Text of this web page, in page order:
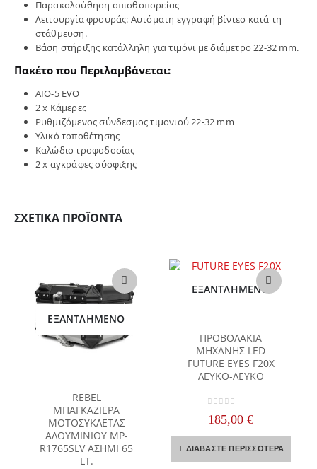
Παρακολούθηση οπισθοπορείας
Λειτουργία φρουράς: Αυτόματη εγγραφή βίντεο κατά τη
στάθμευση.
Βάση στήριξης κατάλληλη για τιμόνι με διάμετρο 22-32 mm.
Πακέτο που Περιλαμβάνεται:
AIO-5 EVO
2 x Κάμερες
Ρυθμιζόμενος σύνδεσμος τιμονιού 22-32 mm
Υλικό τοποθέτησης
Καλώδιο τροφοδοσίας
2 x αγκράφες σύσφιξης
ΣΧΕΤΙΚΆ ΠΡΟΪΌΝΤΑ
ΕΞΑΝΤΛΗΜΈΝΟ
REBEL
ΜΠΑΓΚΑΖΙΕΡΑ
ΜΟΤΟΣΥΚΛΕΤΑΣ
ΑΛΟΥΜΙΝΙΟΥ MP-
R1765SLV ΑΣΗΜΙ 65
LT.
ΕΞΑΝΤΛΗΜΈΝΟ
ΠΡΟΒΟΛΑΚΙΑ
ΜΗΧΑΝΗΣ LED
FUTURE EYES F20X
ΛΕΥΚΟ-ΛΕΥΚΟ
185,00€
ΔΙΑΒΆΣΤΕ ΠΕΡΙΣΣΌΤΕΡΑ